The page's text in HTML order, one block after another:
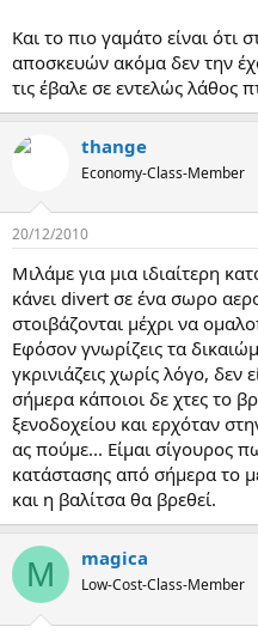
Και το πιο γαμάτο είναι
αποσκευών ακόμα δεν την
τις έβαλε σε εντελώς λάθος
thange
Economy-Class-Member
20/12/2010
Μιλάμε για μια ιδιαίτερη
κάνει divert σε ένα σωρο
στοιβάζονται μέχρι να
Εφόσον γνωρίζεις τα
γκρινιάζεις χωρίς λόγο, δεν
σήμερα κάποιοι δε χτες το
ξενοδοχείου και ερχόταν
ας πούμε... Είμαι σίγουρος
κατάστασης από σήμερα το
και η βαλίτσα θα βρεθεί.
M magica
Low-Cost-Class-Member